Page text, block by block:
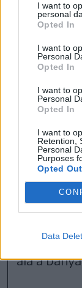
I want to
personal
Opted In
I want to
Personal
Opted In
I want to
Personal
Opted In
I want to
Retention,
Personal
Purposes
Opted Out
Data
Úgy
bányába,
víz
alá a